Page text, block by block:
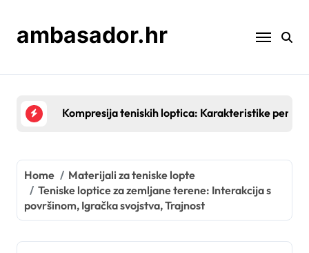
contentambasador.hr
Prirodna guma u teniskim lopticama: Prednosti,
Home
Materijali za teniske lopte
Teniske loptice za zemljane terene: Interakcija s
površinom, Igračka svojstva, Trajnost